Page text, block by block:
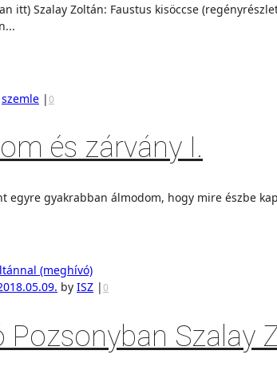
itt) Szalay Zoltán: Faustus kisöccse
szemle |0
és zárvány I.
gyakrabban álmodom, hogy mire észbe
by ISZ |0
Szalay